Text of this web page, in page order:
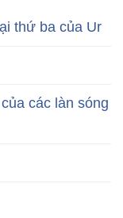
thứ ba của Ur
các làn sóng